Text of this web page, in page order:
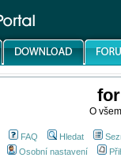
O
FAQ Hledat
Osobní nastavení